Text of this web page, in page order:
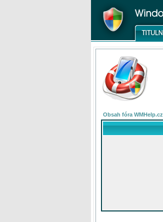
Obsah fóra WMHelp.cz